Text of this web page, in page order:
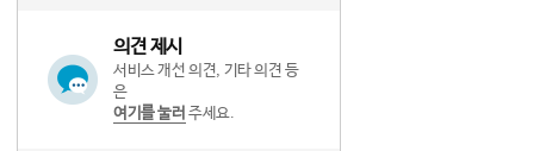
의견 제시
서비스 개선 의견, 기타 의견 등
은
여기를 눌러 주세요.